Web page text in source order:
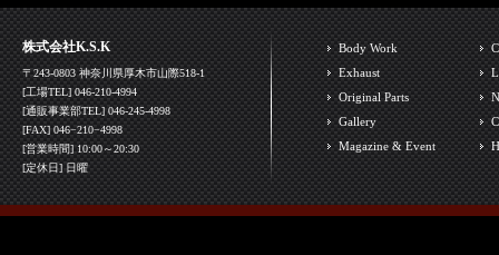
株式会社K.S.K
〒243-0803 神奈川県厚木市山際518-1
[工場TEL] 046-210-4994
[通販事業部TEL] 046-245-4998
[FAX] 046−210−4998
[営業時間] 10:00～20:30
[定休日] 日曜
Body Work
Exhaust
Original Parts
Gallery
Magazine & Event